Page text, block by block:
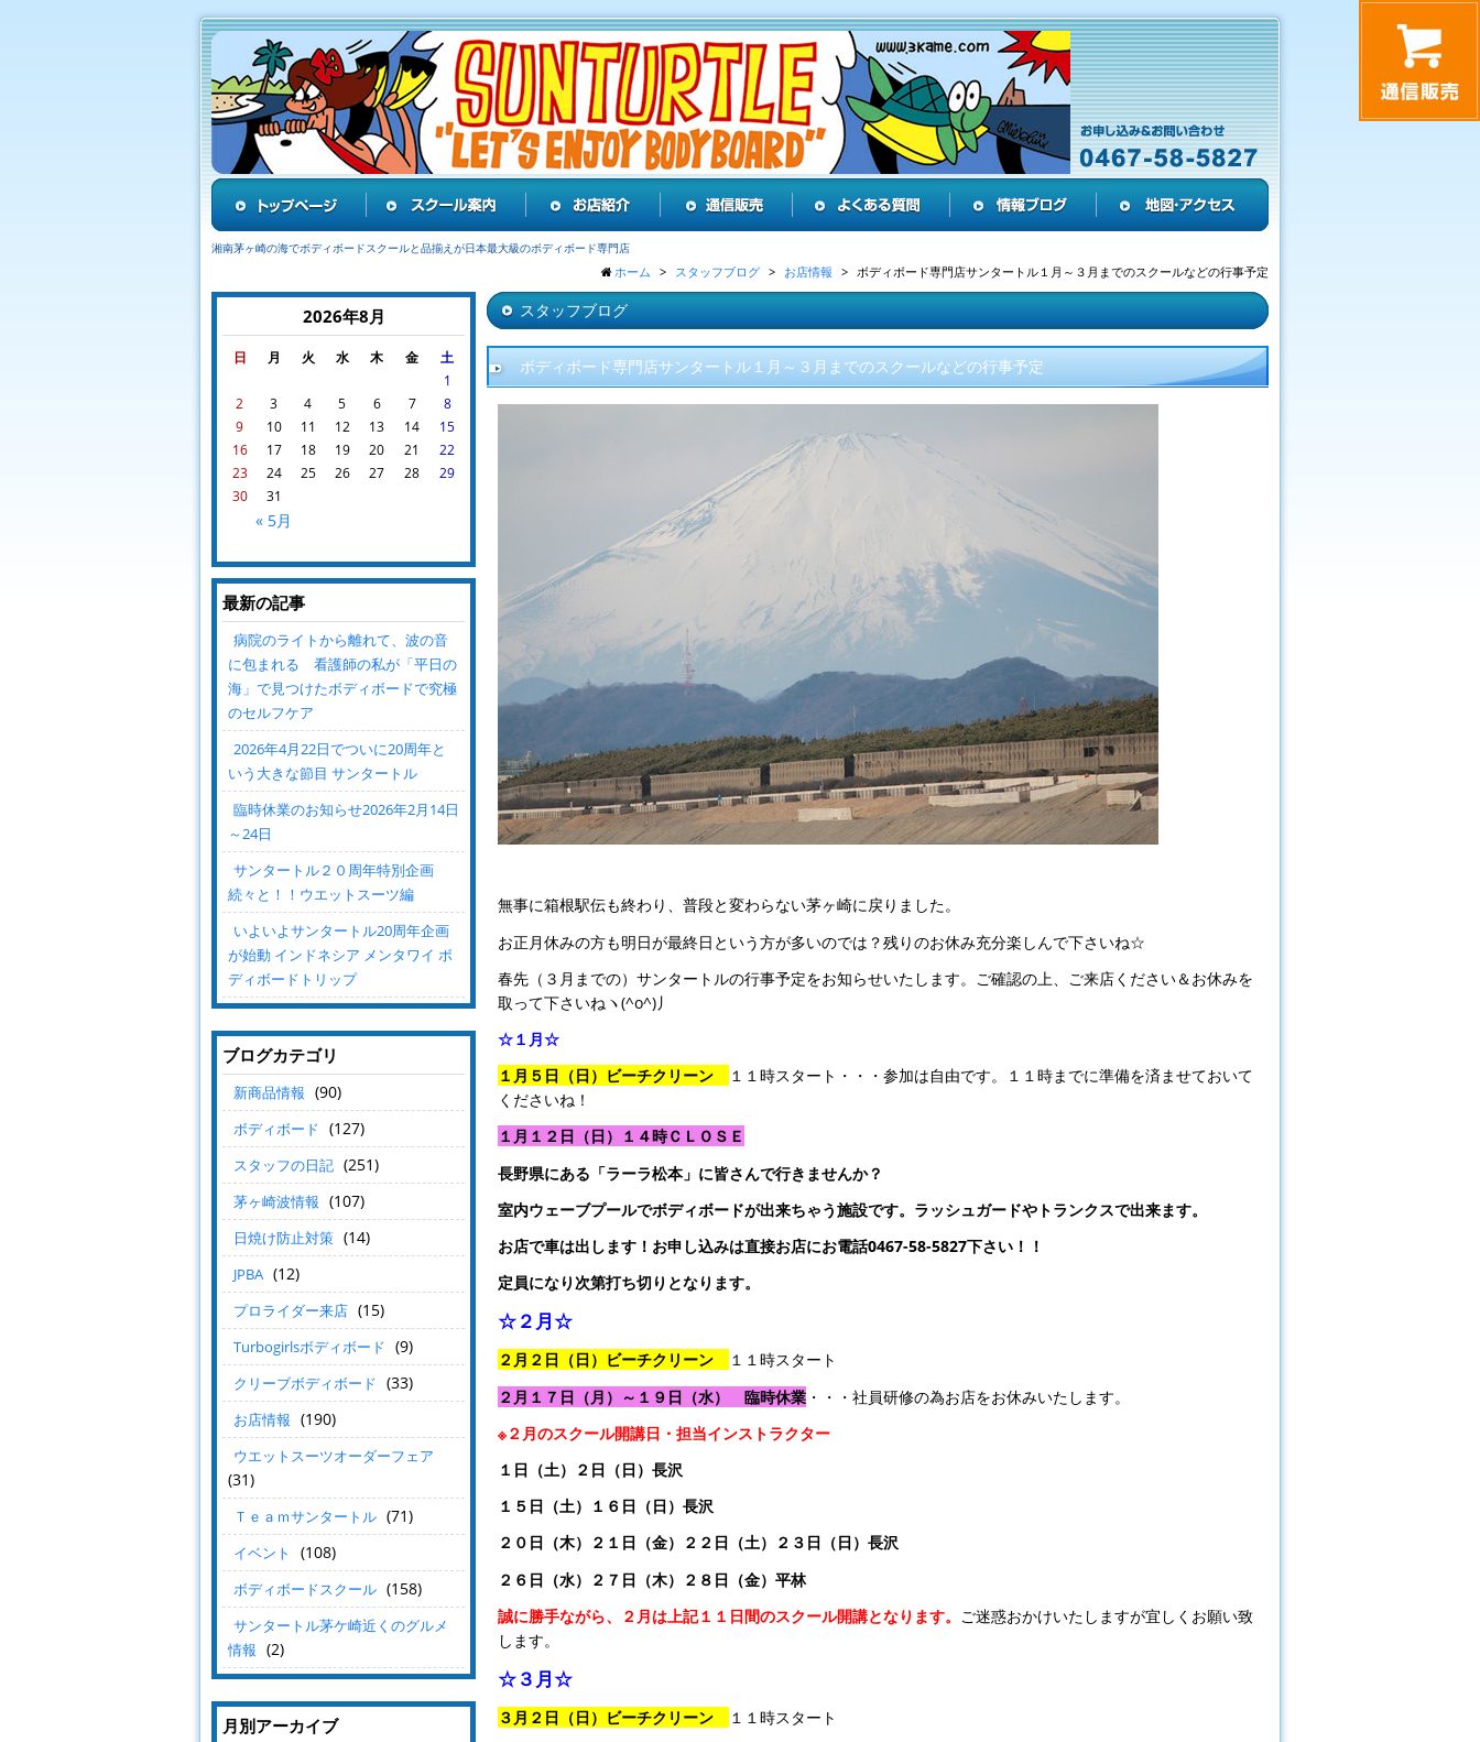
湘南茅ヶ崎の海でボディボードスクールと品揃えが日本最大級のボディボード専門店
ホーム スタッフブログ お店情報 ボディボード専門店サンタートル１月～３月までのスクールなどの行事予定
スタッフブログ
ボディボード専門店サンタートル１月～３月までのスクールなどの行事予定
無事に箱根駅伝も終わり、普段と変わらない茅ヶ崎に戻りました。
お正月休みの方も明日が最終日という方が多いのでは？残りのお休み充分楽しんで下さいね☆
春先（３月までの）サンタートルの行事予定をお知らせいたします。ご確認の上、ご来店ください＆お休みを
取って下さいねヽ(^o^)丿
☆１月☆
１月５日（日）ビーチクリーン
１１時スタート・・・参加は自由です。１１時までに準備を済ませておいて
くださいね！
１月１２日（日）１４時ＣＬＯＳＥ
長野県にある「ラーラ松本」に皆さんで行きませんか？
室内ウェーブプールでボディボードが出来ちゃう施設です。ラッシュガードやトランクスで出来ます。
お店で車は出します！お申し込みは直接お店にお電話0467-58-5827下さい！！
定員になり次第打ち切りとなります。
☆２月☆
２月２日（日）ビーチクリーン
１１時スタート
２月１７日（月）～１９日（水） 臨時休業 ・・・社員研修の為お店をお休みいたします。
※２月のスクール開講日・担当インストラクター
１日（土）２日（日）長沢
１５日（土）１６日（日）長沢
２０日（木）２１日（金）２２日（土）２３日（日）長沢
２６日（水）２７日（木）２８日（金）平林
誠に勝手ながら、２月は上記１１日間のスクール開講となります。 ご迷惑おかけいたしますが宜しくお願い致
します。
☆３月☆
３月２日（日）ビーチクリーン
１１時スタート
2026年8月
日 月 火 水 木 金 土
« 5月
1
2
3 4 5 6 7
8
9
10 11 12 13 14
15
16
17 18 19 20 21
22
23
24 25 26 27 28
29
30
31
最新の記事
病院のライトから離れて、波の音
に包まれる 看護師の私が「平日の
海」で見つけたボディボードで究極
のセルフケア
2026年4月22日でついに20周年と
いう大きな節目 サンタートル
臨時休業のお知らせ2026年2月14日
～24日
サンタートル２０周年特別企画
続々と！！ウエットスーツ編
いよいよサンタートル20周年企画
が始動 インドネシア メンタワイ ボ
ディボードトリップ
ブログカテゴリ
新商品情報 (90)
ボディボード (127)
スタッフの日記 (251)
茅ヶ崎波情報 (107)
日焼け防止対策 (14)
JPBA (12)
プロライダー来店 (15)
Turbogirlsボディボード (9)
クリーブボディボード (33)
お店情報 (190)
ウエットスーツオーダーフェア
(31)
Ｔｅａｍサンタートル (71)
イベント (108)
ボディボードスクール (158)
サンタートル茅ケ崎近くのグルメ
情報 (2)
月別アーカイブ